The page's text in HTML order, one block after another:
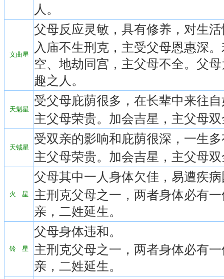
人。
文曲星
父母反应灵敏，具有修养，对生
入庙不生刑克，主受父母恩惠深
空、地劫同宫，主父母不全。父
趣之人。
天魁星
受父母庇荫很多，在长辈中来往
主父母荣贵。加会吉星，主父母
天钺星
受双亲的影响和庇荫很深，一生
主父母荣贵。加会吉星，主父母
火 星
父母其中一人身体欠佳，易遭疾
主刑克父母之一，两者身体必有
亲，二姓延生。
铃 星
父母身体违和。
主刑克父母之一，两者身体必有
亲，二姓延生。